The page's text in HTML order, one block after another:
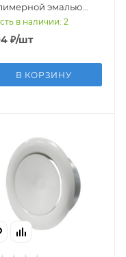
эмалью
в наличии: 2
₽/шт
В КОРЗИНУ